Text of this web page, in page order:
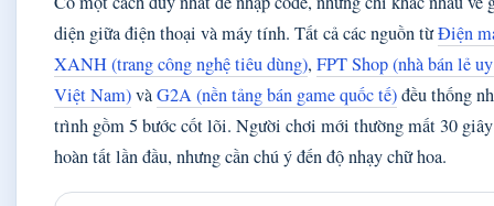
diện giữa điện thoại và máy tính. Tất cả các nguồn từĐiện
XANH (trang công nghệ tiêu dùng), FPT Shop (nhà bán lẻ
Việt Nam)vàG2A (nền tảng bán game quốc tế)đều thống
trình gồm 5 bước cốt lõi. Người chơi mới thường mất 30
hoàn tất lần đầu, nhưng cần chú ý đến độ nhạy chữ hoa.